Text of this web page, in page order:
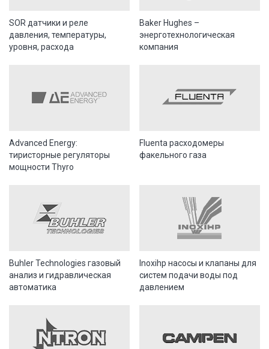
SOR датчики и реле
давления, температуры,
уровня, расхода
Baker Hughes –
энерготехнологическая
компания
Advanced Energy:
тиристорные регуляторы
мощности Thyro
Fluenta расходомеры
факельного газа
Buhler Technologies газовый
анализ и гидравлическая
автоматика
Inoxihp насосы и клапаны для
систем подачи воды под
давлением